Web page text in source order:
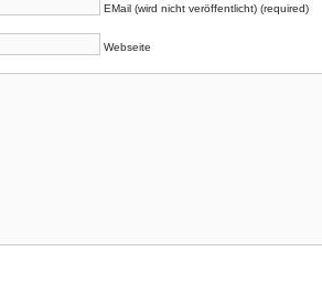
EMail (wird nicht veröffentlicht) (required)
Webseite